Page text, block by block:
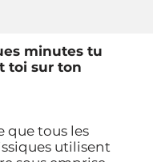
minutes tu
toi sur ton
que tous les
utilisent